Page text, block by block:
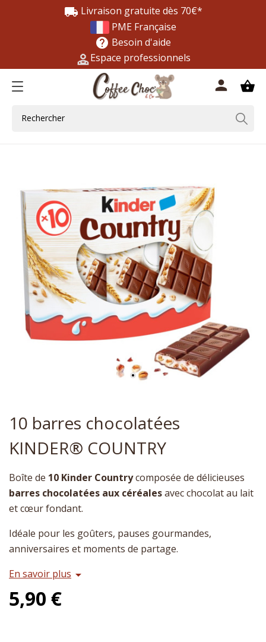
local_shipping Livraison gratuite dès 70€*
PME Française
help Besoin d'aide
Espace professionnels
shopping_basket
person
10 barres chocolatées
KINDER® COUNTRY
Boîte de 10 Kinder Countrycomposée de délicieuses
barres chocolatées aux céréalesavec chocolat au lait
et cœur fondant.
Idéale pour les goûters, pauses gourmandes,
anniversaires et moments de partage.
En savoir plus arrow_drop_down
5,90 €